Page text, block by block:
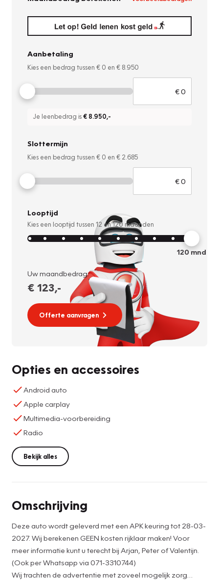
Aanbetaling
Kies een bedrag tussen € 0 en € 8.950
Je leenbedrag is€ 8.950,-
Slottermijn
Kies een bedrag tussen € 0 en € 2.685
Looptijd
Kies een looptijd tussen 12 en120 maanden
120mnd
Uw maandbedrag:
€ 123,-
Offerte aanvragen
Opties en accessoires
Android auto
Apple carplay
Multimedia-voorbereiding
Radio
Bekijk alles
Omschrijving
Deze auto wordt geleverd met een APK keuring tot 28-03-
2027. Wij berekenen GEEN kosten rijklaar maken! Voor
meer informatie kunt u terecht bij Arjan, Peter of Valentijn.
(Ook per Whatsapp via 071-3310744)
Wij trachten de advertentie met zoveel mogelijk zorg